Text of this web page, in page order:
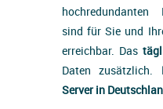
hochredundanten
sind für Sie und
erreichbar. Das
Daten zusätzlich.
Server in